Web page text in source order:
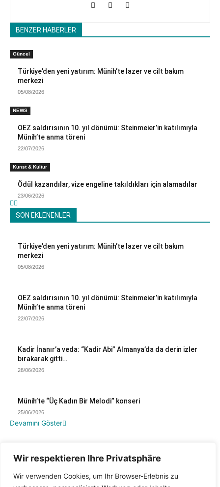
Wir respektieren Ihre Privatsphäre
Wir verwenden Cookies, um Ihr Browser-Erlebnis zu